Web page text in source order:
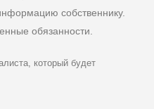
собственнику.
обязанности.
который будет